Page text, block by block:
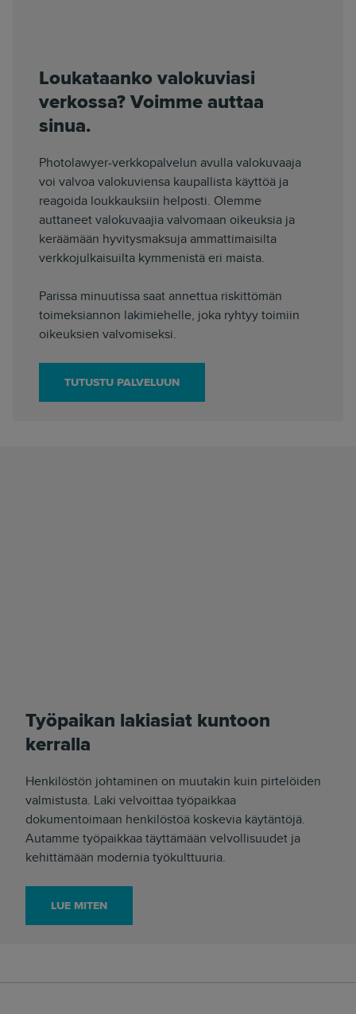
Loukataanko valokuviasi
verkossa? Voimme auttaa
sinua.
Photolawyer-verkkopalvelun avulla valokuvaaja
voi valvoa valokuviensa kaupallista käyttöä ja
reagoida loukkauksiin helposti. Olemme
auttaneet valokuvaajia valvomaan oikeuksia ja
keräämään hyvitysmaksuja ammattimaisilta
verkkojulkaisuilta kymmenistä eri maista.
Parissa minuutissa saat annettua riskittömän
toimeksiannon lakimiehelle, joka ryhtyy toimiin
oikeuksien valvomiseksi.
TUTUSTU PALVELUUN
Työpaikan lakiasiat kuntoon
kerralla
Henkilöstön johtaminen on muutakin kuin pirtelöiden
valmistusta. Laki velvoittaa työpaikkaa
dokumentoimaan henkilöstöä koskevia käytäntöjä.
Autamme työpaikkaa täyttämään velvollisuudet ja
kehittämään modernia työkulttuuria.
LUE MITEN